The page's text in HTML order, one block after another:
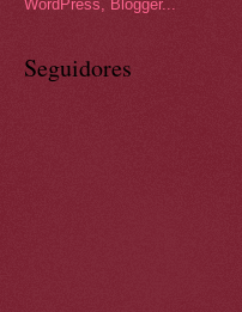
Seguidores